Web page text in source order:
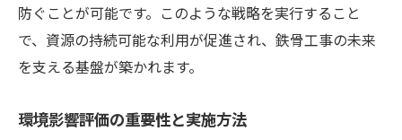
防ぐことが可能です。このような戦略を実行すること
で、資源の持続可能な利用が促進され、鉄骨工事の未来
を支える基盤が築かれます。
環境影響評価の重要性と実施方法